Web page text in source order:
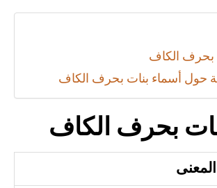
بحرف الكاف
حول أسماء بنات بحرف الكاف
بحرف الكاف
المعنى